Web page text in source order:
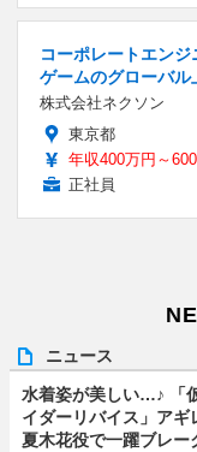
コーポレートエン
ゲームのグローバル
株式会社ネクソン
東京都
年収400万円～
正社員
ニュース
水着姿が美しい…♪ 「
イダーリバイス」アギ
夏木花役で一躍ブレー